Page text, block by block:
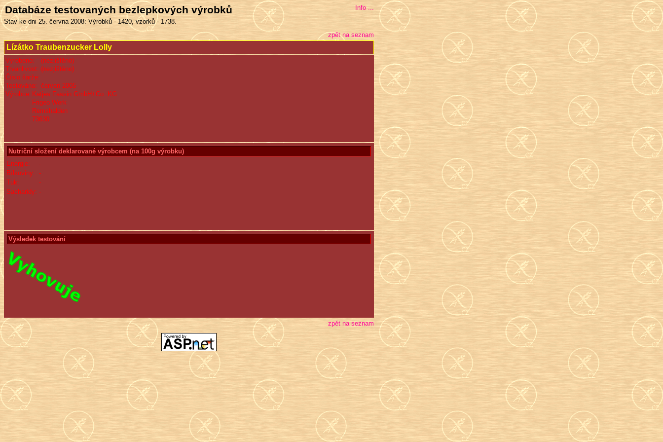
Info ...
Databáze testovaných bezlepkových výrobků
Stav ke dni 25. června 2008: Výrobků - 1420, vzorků - 1738.
zpět na seznam
Lízátko Traubenzucker Lolly
Vyrobeno:
(nezjištěno)
Trvanlivost: (nezjištěno)
Číslo šarže:
Testováno: červen 2005
Výrobce: Katjes Fassin GmbH+Co. KG
Frigeo Werk
Remshalden
73630
Nutriční složení deklarované výrobcem (na 100g výrobku)
Energie:
-
Bílkoviny: -
Tuk:
-
Sacharidy: -
Výsledek testování
zpět na seznam